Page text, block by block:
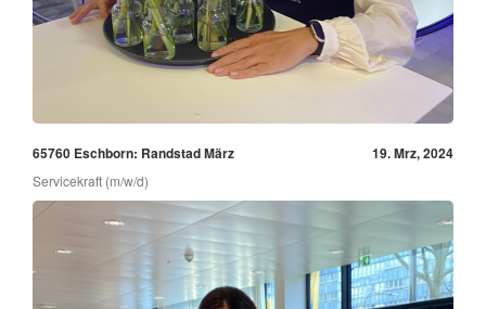
65760 Eschborn: Randstad März 19. Mrz, 2024
Servicekraft (m/w/d)